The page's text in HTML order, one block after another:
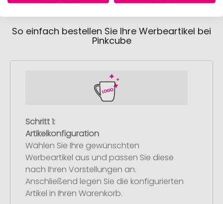
So einfach bestellen Sie Ihre Werbeartikel bei
Pinkcube
Schritt 1:
Artikelkonfiguration
Wählen Sie Ihre gewünschten
Werbeartikel aus und passen Sie diese
nach Ihren Vorstellungen an.
Anschließend legen Sie die konfigurierten
Artikel in Ihren Warenkorb.